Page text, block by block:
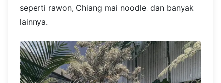
seperti rawon, Chiang mai noodle, dan banyak
lainnya.